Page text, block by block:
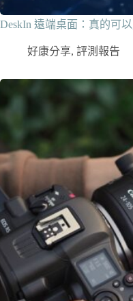
DeskIn 遠端桌面：真的可
好康分享, 評測報告